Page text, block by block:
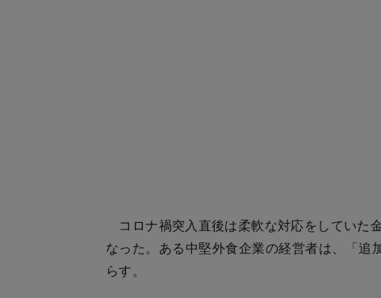
コロナ禍突入直後は柔軟な対応をしていた
なった。ある中堅外食企業の経営者は、「
らす。